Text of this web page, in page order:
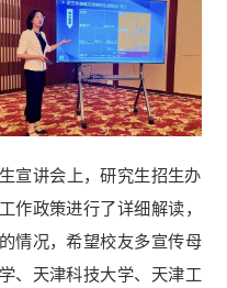
讲会上，研究生招生办
作政策进行了详细解读，
情况，希望校友多宣传母
、天津科技大学、天津工